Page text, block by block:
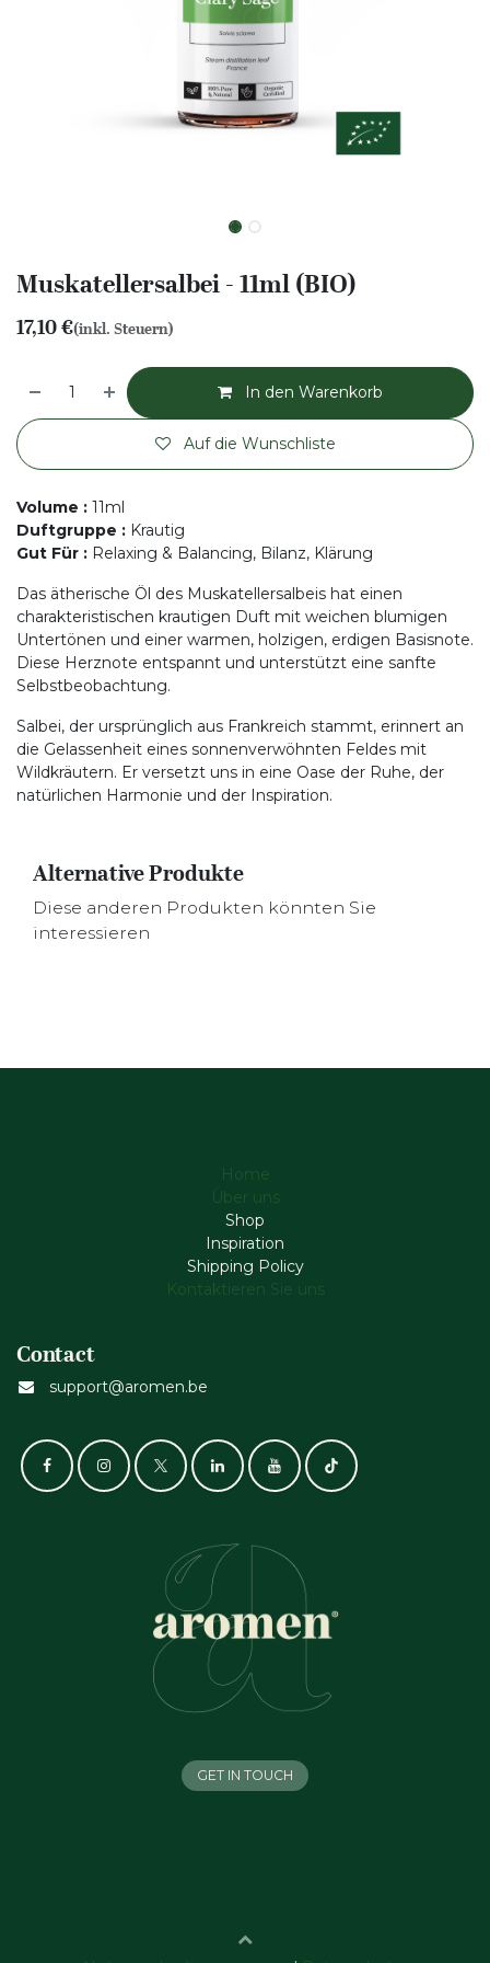
Muskatellersalbei - 11ml (BIO)
17,10€(inkl. Steuern)
In den Warenkorb
Auf die Wunschliste
Volume : 11ml
Duftgruppe : Krautig
Gut Für : Relaxing & Balancing, Bilanz, Klärung
Das ätherische Öl des Muskatellersalbeis hat einen
charakteristischen krautigen Duft mit weichen blumigen
Untertönen und einer warmen, holzigen, erdigen Basisnote.
Diese Herznote entspannt und unterstützt eine sanfte
Selbstbeobachtung.
Salbei, der ursprünglich aus Frankreich stammt, erinnert an
die Gelassenheit eines sonnenverwöhnten Feldes mit
Wildkräutern. Er versetzt uns in eine Oase der Ruhe, der
natürlichen Harmonie und der Inspiration.
Alternative Produkte
Diese anderen Produkten könnten Sie
interessieren
Home
Über uns
Shop
Inspiration
Shipping Policy
Kontaktieren Sie uns
Contact
support@aromen.be
GET IN TOUCH